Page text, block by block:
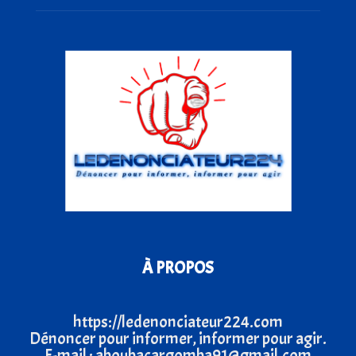
À PROPOS
https://ledenonciateur224.com
Dénoncer pour informer, informer pour agir.